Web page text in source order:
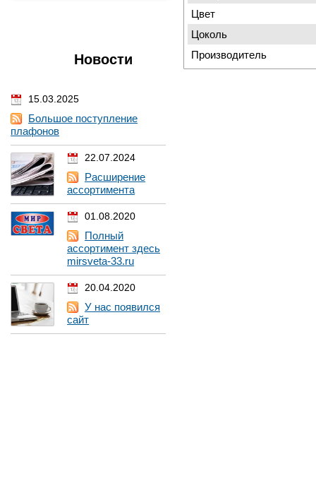
Новости
15.03.2025
Большое поступление
плафонов
22.07.2024
Расширение
ассортимента
01.08.2020
Полный
ассортимент здесь
mirsveta-33.ru
20.04.2020
У нас появился
сайт
Цвет
Цоколь
Производитель